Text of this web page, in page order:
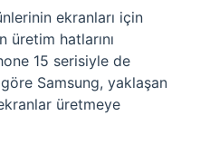
ekranları için
üretim hatlarını
15 serisiyle de
Samsung, yaklaşan
üretmeye